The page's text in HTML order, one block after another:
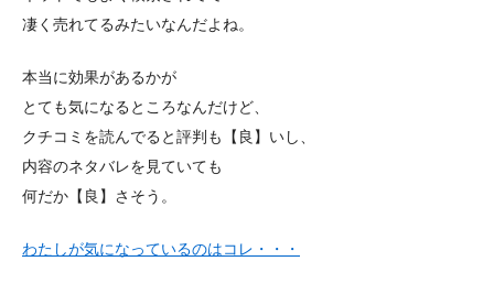
凄く売れてるみたいなんだよね。
本当に効果があるかが
とても気になるところなんだけど、
クチコミを読んでると評判も【良】いし、
内容のネタバレを見ていても
何だか【良】さそう。
わたしが気になっているのはコレ・・・